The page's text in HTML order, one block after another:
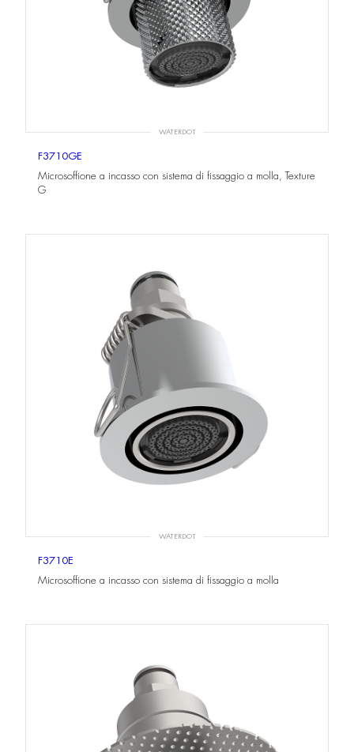
WATERDOT
F3710GE
Microsoffione a incasso con sistema di fissaggio a molla, Texture
G
WATERDOT
F3710E
Microsoffione a incasso con sistema di fissaggio a molla